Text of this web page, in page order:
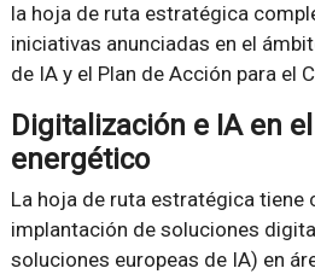
la hoja de ruta estratégica
iniciativas anunciadas en el
de IA y el Plan de Acción para el
Digitalización e IA en
energético
La hoja de ruta estratégica tiene
implantación de soluciones
soluciones europeas de IA) en